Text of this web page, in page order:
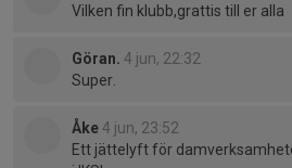
Vilken fin klubb,grattis till er alla
Göran. 4 jun, 22:32
Super.
Åke4 jun, 23:52
Ett jättelyft för